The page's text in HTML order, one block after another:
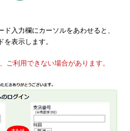
入力欄にカーソルをあわせると、
を表示します。
ご利用できない場合があります。